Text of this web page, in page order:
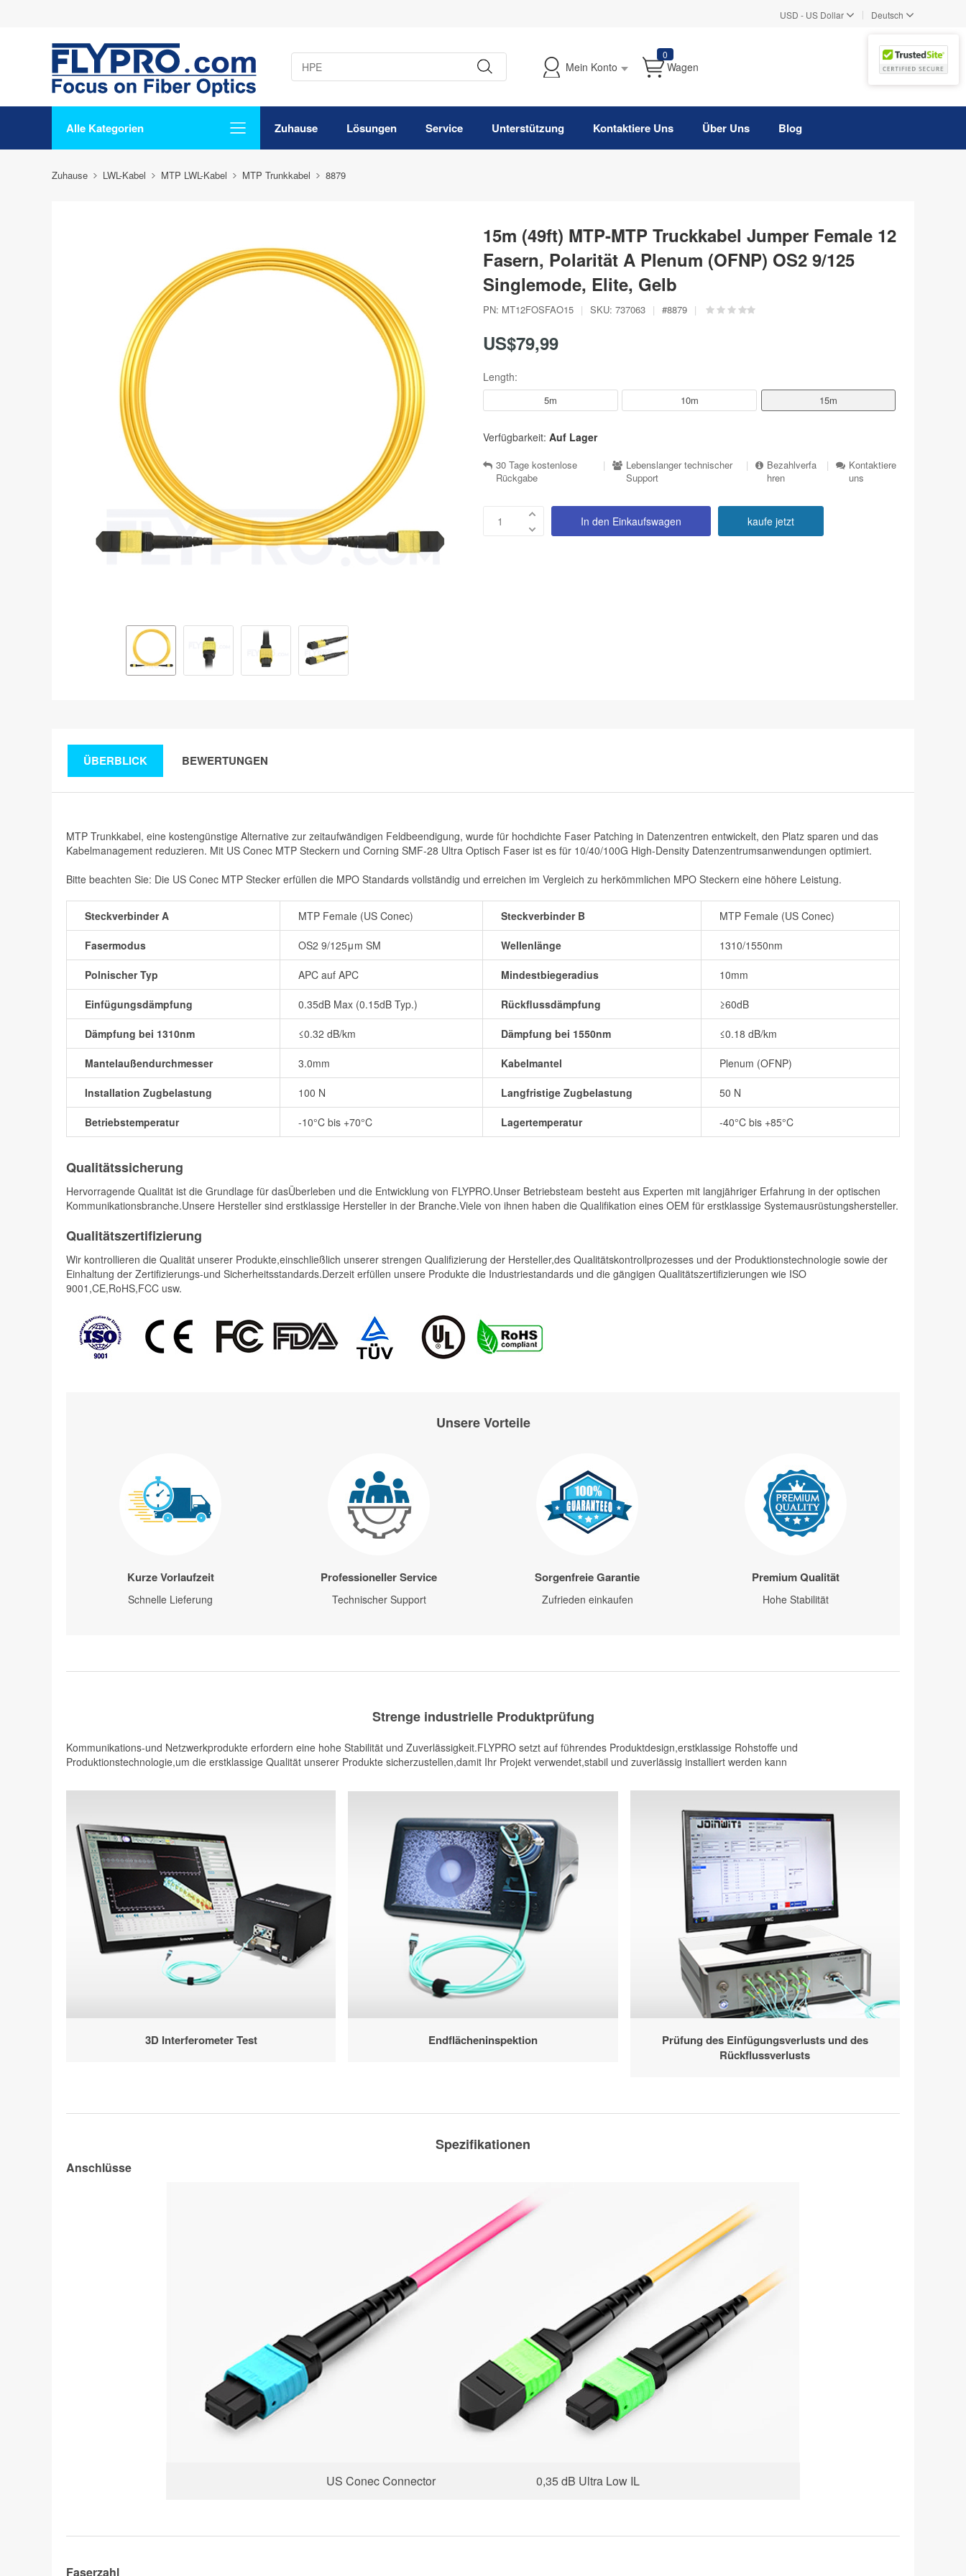
USD - US Dollar | Deutsch
Mein Konto
0
Wagen
Alle Kategorien Zuhause Lösungen Service Unterstützung Kontaktiere Uns Über Uns Blog
Zuhause LWL-Kabel MTP LWL-Kabel MTP Trunkkabel 8879
15m (49ft) MTP-MTP Truckkabel Jumper Female 12
Fasern, Polarität A Plenum (OFNP) OS2 9/125
Singlemode, Elite, Gelb
PN: MT12FOSFAO15 | SKU: 737063 | #8879 |
US$79,99
Length:
5m 10m 15m
Verfügbarkeit: Auf Lager
30 Tage kostenlose
Rückgabe
|
Lebenslanger technischer
Support
|
Bezahlverfa
hren
|
Kontaktiere
uns
In den Einkaufswagen kaufe jetzt
ÜBERBLICK BEWERTUNGEN
MTP Trunkkabel, eine kostengünstige Alternative zur zeitaufwändigen Feldbeendigung, wurde für hochdichte Faser Patching in Datenzentren entwickelt, den Platz sparen und das
Kabelmanagement reduzieren. Mit US Conec MTP Steckern und Corning SMF-28 Ultra Optisch Faser ist es für 10/40/100G High-Density Datenzentrumsanwendungen optimiert.
Bitte beachten Sie: Die US Conec MTP Stecker erfüllen die MPO Standards vollständig und erreichen im Vergleich zu herkömmlichen MPO Steckern eine höhere Leistung.
Steckverbinder A MTP Female (US Conec) Steckverbinder B MTP Female (US Conec)
Fasermodus OS2 9/125μm SM Wellenlänge 1310/1550nm
Polnischer Typ APC auf APC Mindestbiegeradius 10mm
Einfügungsdämpfung 0.35dB Max (0.15dB Typ.) Rückflussdämpfung ≥60dB
Dämpfung bei 1310nm ≤0.32 dB/km Dämpfung bei 1550nm ≤0.18 dB/km
Mantelaußendurchmesser 3.0mm Kabelmantel Plenum (OFNP)
Installation Zugbelastung 100 N Langfristige Zugbelastung 50 N
Betriebstemperatur -10°C bis +70°C Lagertemperatur -40°C bis +85°C
Qualitätssicherung
Hervorragende Qualität ist die Grundlage für dasÜberleben und die Entwicklung von FLYPRO.Unser Betriebsteam besteht aus Experten mit langjähriger Erfahrung in der optischen
Kommunikationsbranche.Unsere Hersteller sind erstklassige Hersteller in der Branche.Viele von ihnen haben die Qualifikation eines OEM für erstklassige Systemausrüstungshersteller.
Qualitätszertifizierung
Wir kontrollieren die Qualität unserer Produkte,einschließlich unserer strengen Qualifizierung der Hersteller,des Qualitätskontrollprozesses und der Produktionstechnologie sowie der
Einhaltung der Zertifizierungs-und Sicherheitsstandards.Derzeit erfüllen unsere Produkte die Industriestandards und die gängigen Qualitätszertifizierungen wie ISO
9001,CE,RoHS,FCC usw.
Unsere Vorteile
Kurze Vorlaufzeit
Schnelle Lieferung
Professioneller Service
Technischer Support
Sorgenfreie Garantie
Zufrieden einkaufen
Premium Qualität
Hohe Stabilität
Strenge industrielle Produktprüfung
Kommunikations-und Netzwerkprodukte erfordern eine hohe Stabilität und Zuverlässigkeit.FLYPRO setzt auf führendes Produktdesign,erstklassige Rohstoffe und
Produktionstechnologie,um die erstklassige Qualität unserer Produkte sicherzustellen,damit Ihr Projekt verwendet,stabil und zuverlässig installiert werden kann
3D Interferometer Test Endflächeninspektion
Prüfung des Einfügungsverlusts und des
Rückflussverlusts
Spezifikationen
Anschlüsse
US Conec Connector 0,35 dB Ultra Low IL
Faserzahl